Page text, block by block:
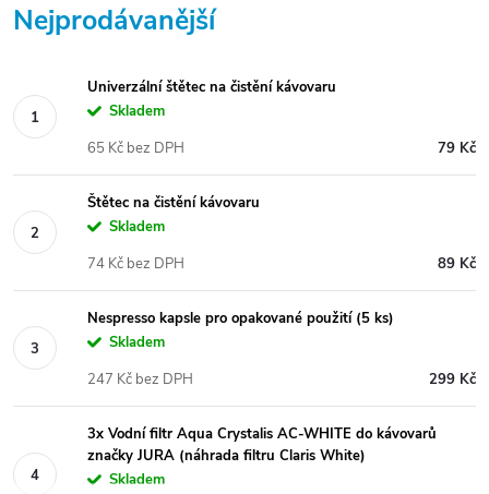
Nejprodávanější
Univerzální štětec na čistění kávovaru
Skladem
79 Kč
65 Kč bez DPH
Štětec na čistění kávovaru
Skladem
89 Kč
74 Kč bez DPH
Nespresso kapsle pro opakované použití (5 ks)
Skladem
299 Kč
247 Kč bez DPH
3x Vodní filtr Aqua Crystalis AC-WHITE do kávovarů
značky JURA (náhrada filtru Claris White)
Skladem